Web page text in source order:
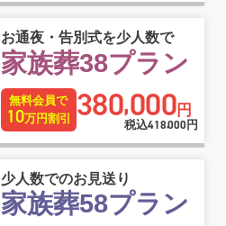
お通夜・告別式を少人数で
家族葬38プラン
無料会員で
10万円割引 380,000円
税込418,000 円
少人数でのお見送り
家族葬58プラン